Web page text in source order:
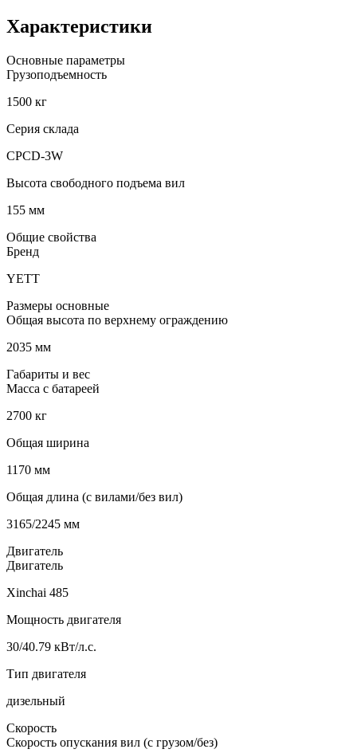
Характеристики
Основные параметры
Грузоподъемность
1500 кг
Серия склада
CPCD-3W
Высота свободного подъема вил
155 мм
Общие свойства
Бренд
YETT
Размеры основные
Общая высота по верхнему ограждению
2035 мм
Габариты и вес
Масса с батареей
2700 кг
Общая ширина
1170 мм
Общая длина (с вилами/без вил)
3165/2245 мм
Двигатель
Двигатель
Xinchai 485
Мощность двигателя
30/40.79 кВт/л.с.
Тип двигателя
дизельный
Скорость
Скорость опускания вил (с грузом/без)